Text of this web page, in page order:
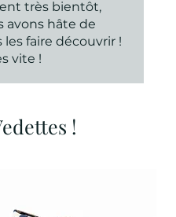
très bientôt,
avons hâte de
les faire découvrir !
vite !
!